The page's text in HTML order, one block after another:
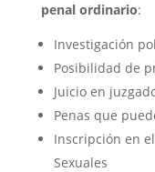
penal ordinario:
Investigación
Posibilidad de
Juicio en
Penas que
Inscripción en
Sexuales